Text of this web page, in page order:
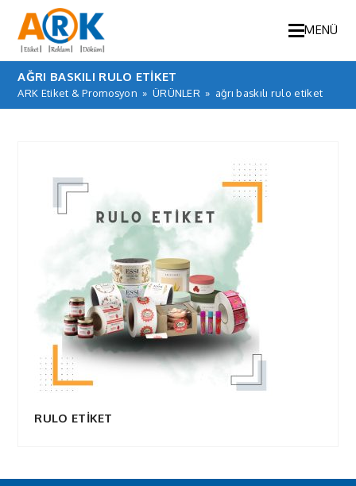
MENÜ
AĞRI BASKILI RULO ETIKET
ARK Etiket & Promosyon » ÜRÜNLER » ağrı baskılı rulo etiket
RULO ETİKET